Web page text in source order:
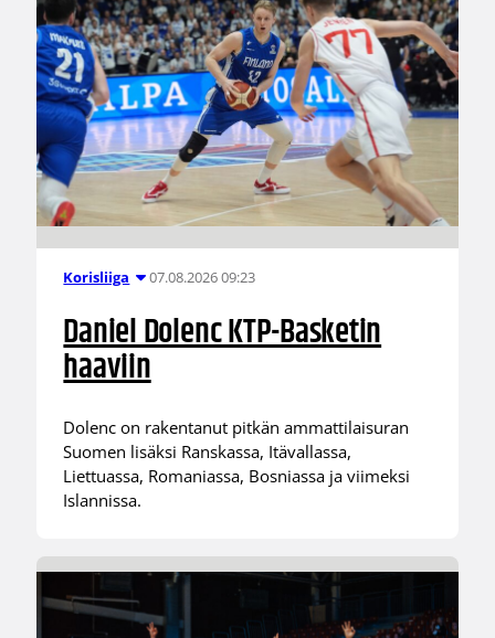
Korisliiga 07.08.2026 09:23
Daniel Dolenc KTP-Basketin
haaviin
Dolenc on rakentanut pitkän ammattilaisuran
Suomen lisäksi Ranskassa, Itävallassa,
Liettuassa, Romaniassa, Bosniassa ja viimeksi
Islannissa.